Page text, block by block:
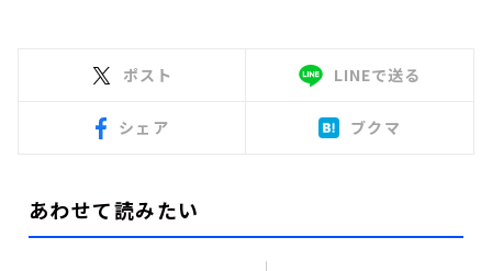
ポスト LINEで送る
シェア ブクマ
あわせて読みたい